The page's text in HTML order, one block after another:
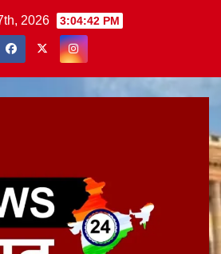
2026 3:04:43 PM